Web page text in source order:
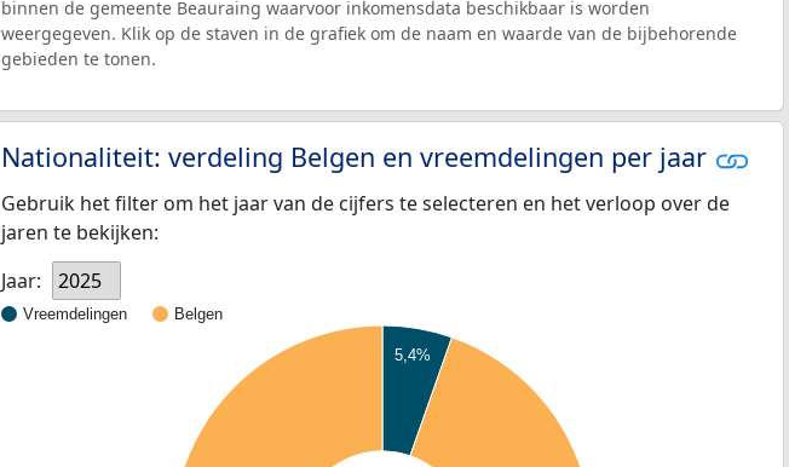
binnen de gemeente Beauraing waarvoor inkomensdata beschikbaar is worden
weergegeven. Klik op de staven in de grafiek om de naam en waarde van de bijbehorende
gebieden te tonen.
Nationaliteit: verdeling Belgen en vreemdelingen per jaar
Gebruik het filter om het jaar van de cijfers te selecteren en het verloop over de
jaren te bekijken:
Jaar:
2025
Vreemdelingen Belgen
5,4%